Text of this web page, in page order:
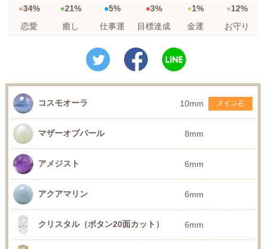
34% 21% 5% 3% 1%
12%
恋愛
癒し 仕事運 目標達成 金運 お守り
コスモオーラ 10mm メイン石
マザーオブパール 8mm
アメジスト 6mm
アクアマリン 6mm
クリスタル（ボタン20面カット） 6mm